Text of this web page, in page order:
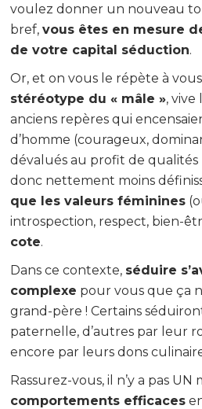
voulez donner un nouveau
bref,vous êtes en mesure
de votre capital séduction.
Or, et on vous le répète à
stéréotype du « mâle », vive
anciens repères qui
d’homme (courageux,
dévalués au profit de qualités
donc nettement moins
que les valeurs féminines
introspection, respect, bien-
cote.
Dans ce contexte, séduire
complexe pour vous que ça
grand-père ! Certains
paternelle, d’autres par leur
encore par leurs dons
Rassurez-vous, il n’y a pas UN
comportements efficaces